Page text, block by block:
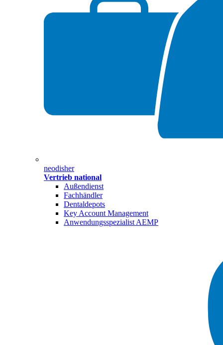
neodisher
Vertrieb national
Außendienst
Fachhändler
Dentaldepots
Key Account Management
Anwendungsspezialist AEMP